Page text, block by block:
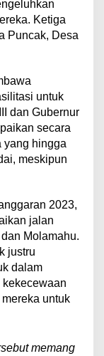
Ketiga
Puncak, Desa
untuk
dan Gubernur
secara
yang hingga
meskipun
2023,
jalan
Molamahu.
justru
dalam
untuk
memang